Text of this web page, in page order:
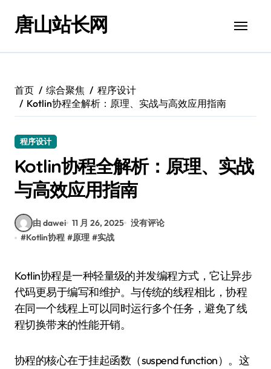
唐山站长网
首页 综合聚焦
程序设计
Kotlin协程全解析：原理、实战与高效应用指南
程序设计
Kotlin协程全解析：原理、实战
与高效应用指南
由 dawei 11 月 26, 2025 没有评论
#Kotlin协程 #原理 #实战
Kotlin协程是一种轻量级的并发编程方式，它让异步
代码更易于编写和维护。与传统的线程相比，协程
在同一个线程上可以同时运行多个任务，避免了线
程切换带来的性能开销。
协程的核心在于挂起函数（suspend function）。这